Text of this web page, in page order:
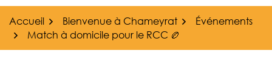
Accueil Bienvenue à Chameyrat
Événements
Match à domicile pour le RCC 🏉